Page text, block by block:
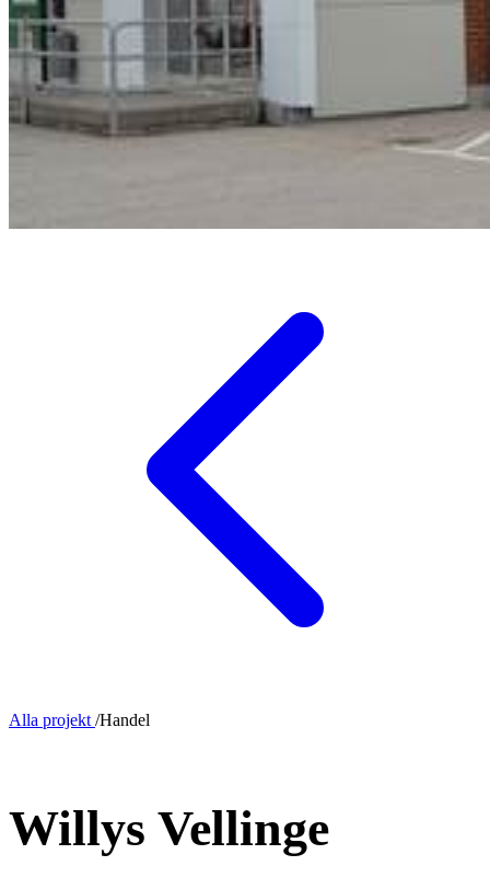
Alla projekt /Handel
Willys Vellinge